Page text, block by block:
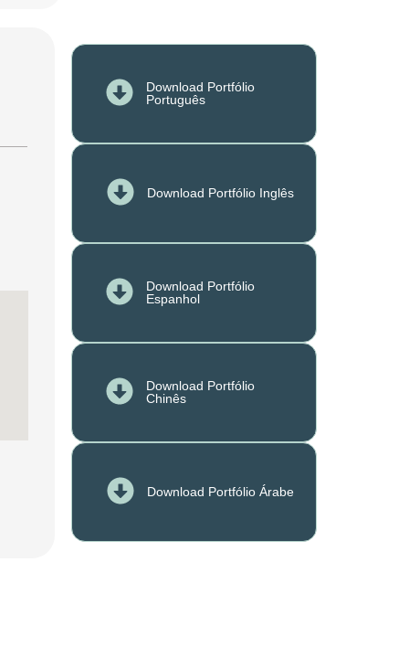
Download Portfólio
Português
Download Portfólio Inglês
Download Portfólio
Espanhol
Download Portfólio
Chinês
Download Portfólio Árabe